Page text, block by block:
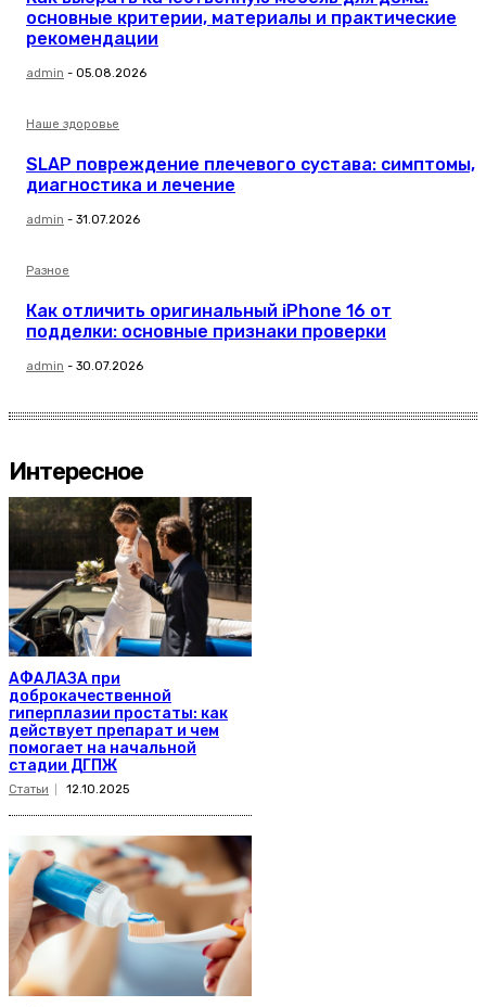
основные критерии, материалы и практические
рекомендации
admin - 05.08.2026
Наше здоровье
SLAP повреждение плечевого сустава: симптомы,
диагностика и лечение
admin - 31.07.2026
Разное
Как отличить оригинальный iPhone 16 от
подделки: основные признаки проверки
admin - 30.07.2026
Интересное
АФАЛАЗА при
доброкачественной
гиперплазии простаты: как
действует препарат и чем
помогает на начальной
стадии ДГПЖ
Статьи 12.10.2025